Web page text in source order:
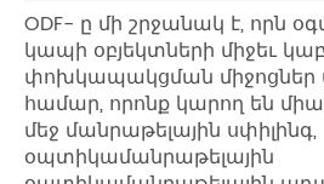
ODF- ը մի շրջանակ է, որն
կապի օբյեկտների միջեւ
փոխկապակցման միջոցներ
համար, որոնք կարող են
մեջ մանրաթելային սփիլինգ,
օպտիկամանրաթելային